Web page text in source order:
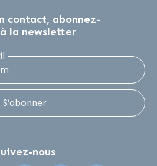
contact, abonnez-
la newsletter
S’abonner
nous